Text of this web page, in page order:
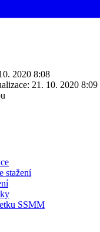
2020 8:08
21. 10. 2020 8:09
stažení
SSMM